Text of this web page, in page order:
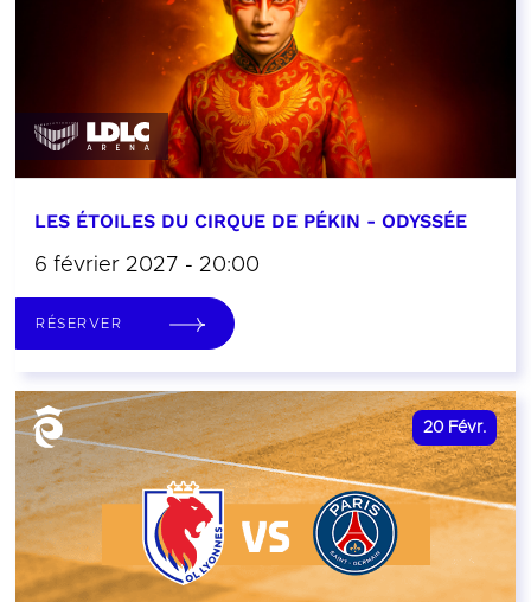
LES ÉTOILES DU CIRQUE DE PÉKIN - ODYSSÉE
6 février 2027 - 20:00
RÉSERVER
20 Févr.